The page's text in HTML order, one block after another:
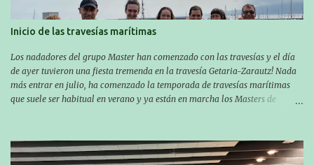
Inicio de las travesías marítimas
Los nadadores del grupo Master han comenzado con las travesías y el día
de ayer tuvieron una fiesta tremenda en la travesía Getaria-Zarautz! Nada
más entrar en julio, ha comenzado la temporada de travesías marítimas
que suele ser habitual en verano y ya están en marcha los Masters de
próxima cita. Para empezar, el 13 de julio, Manu Santos participó en la
XXXVIII. Travesía a nado de Ondarroa y recorrió una distancia de 1600